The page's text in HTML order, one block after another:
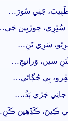
جَنِي سُورَ…
ڇوڙيِين
سَرِي تَنِ…
سين، وَرائيجِ…
ٻِي جُڳائي…
جانِي جَڙي ٻَڌُ،…
ڪِينَ، ڪَڏِھِين